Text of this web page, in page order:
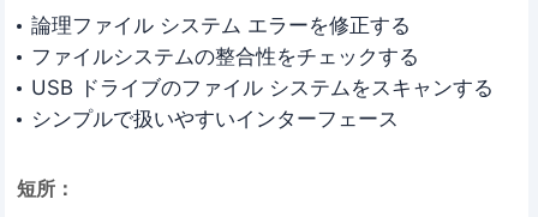
論理ファイル システム エラーを修正する
ファイルシステムの整合性をチェックする
USB ドライブのファイル システムをスキャンする
シンプルで扱いやすいインターフェース
短所：